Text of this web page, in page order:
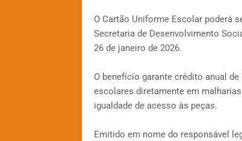
O Cartão Uniforme Escolar poderá
Secretaria de Desenvolvimento
26 de janeiro de 2026.
O benefício garante crédito anual
escolares diretamente em
igualdade de acesso às peças.
Emitido em nome do responsável